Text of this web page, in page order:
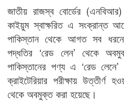
জাতীয় রাজস্ব বোর্ডের
কাইয়ুম স্বাক্ষরিত এ সংক্রান্ত
পাকিস্তান থেকে আগত সব
পদ্ধতির ‘রেড লেন’ থেকে
পাকিস্তানের পণ্য এ ‘রেড লেনে’
ক্রাইটেরিয়ার পরীক্ষায় উত্তীর্ণ
থেকে অবমুক্ত করা হয়েছে।